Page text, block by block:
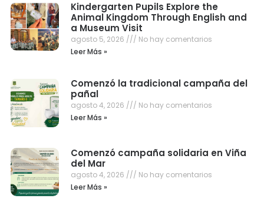
Kindergarten Pupils Explore the
Animal Kingdom Through English and
a Museum Visit
agosto 5, 2026
No hay comentarios
Leer Más »
Comenzó la tradicional campaña del
pañal
agosto 4, 2026
No hay comentarios
Leer Más »
Comenzó campaña solidaria en Viña
del Mar
agosto 4, 2026
No hay comentarios
Leer Más »